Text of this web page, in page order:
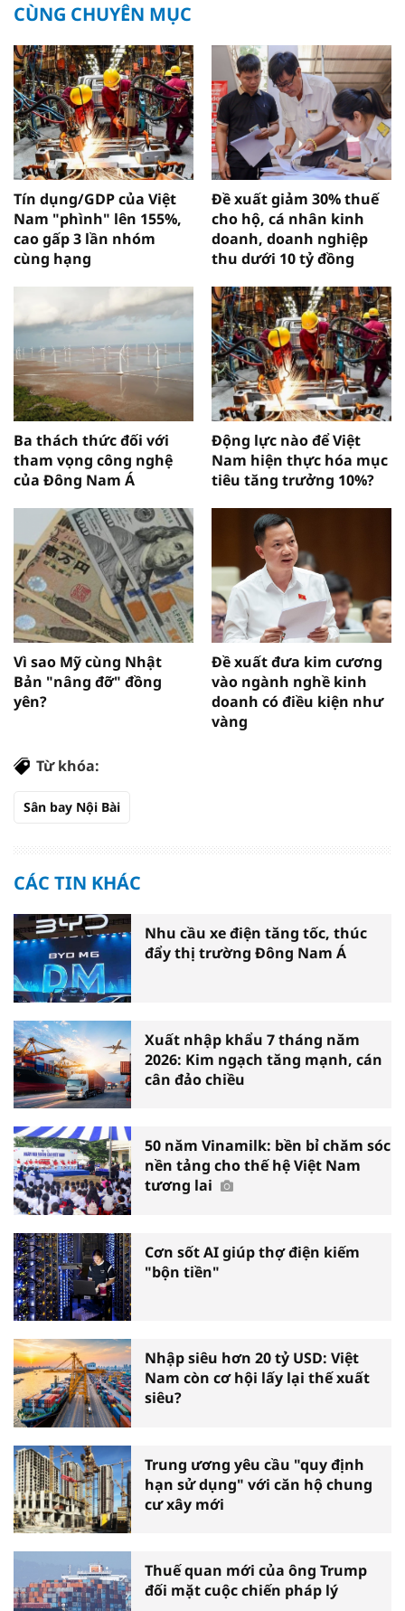
CÙNG CHUYÊN MỤC
Tín dụng/GDP của Việt
Nam "phình" lên 155%,
cao gấp 3 lần nhóm
cùng hạng
Đề xuất giảm 30% thuế
cho hộ, cá nhân kinh
doanh, doanh nghiệp
thu dưới 10 tỷ đồng
Ba thách thức đối với
tham vọng công nghệ
của Đông Nam Á
Động lực nào để Việt
Nam hiện thực hóa mục
tiêu tăng trưởng 10%?
Vì sao Mỹ cùng Nhật
Bản "nâng đỡ" đồng
yên?
Đề xuất đưa kim cương
vào ngành nghề kinh
doanh có điều kiện như
vàng
Từ khóa:
Sân bay Nội Bài
CÁC TIN KHÁC
Nhu cầu xe điện tăng tốc, thúc
đẩy thị trường Đông Nam Á
Xuất nhập khẩu 7 tháng năm
2026: Kim ngạch tăng mạnh, cán
cân đảo chiều
50 năm Vinamilk: bền bỉ chăm sóc
nền tảng cho thế hệ Việt Nam
tương lai
Cơn sốt AI giúp thợ điện kiếm
"bộn tiền"
Nhập siêu hơn 20 tỷ USD: Việt
Nam còn cơ hội lấy lại thế xuất
siêu?
Trung ương yêu cầu "quy định
hạn sử dụng" với căn hộ chung
cư xây mới
Thuế quan mới của ông Trump
đối mặt cuộc chiến pháp lý